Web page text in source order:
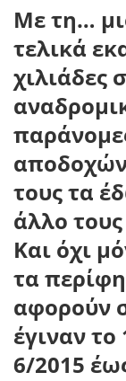
Με τη…
τελικά
χιλιάδες
αποδοχών
τους τα
άλλο
Και όχι
τα
αφορούν
έγιναν
6/2015